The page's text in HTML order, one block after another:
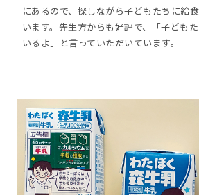
にあるので、探しながら子どもたちに給
います。先生方からも好評で、「子ども
いるよ」と言っていただいています。